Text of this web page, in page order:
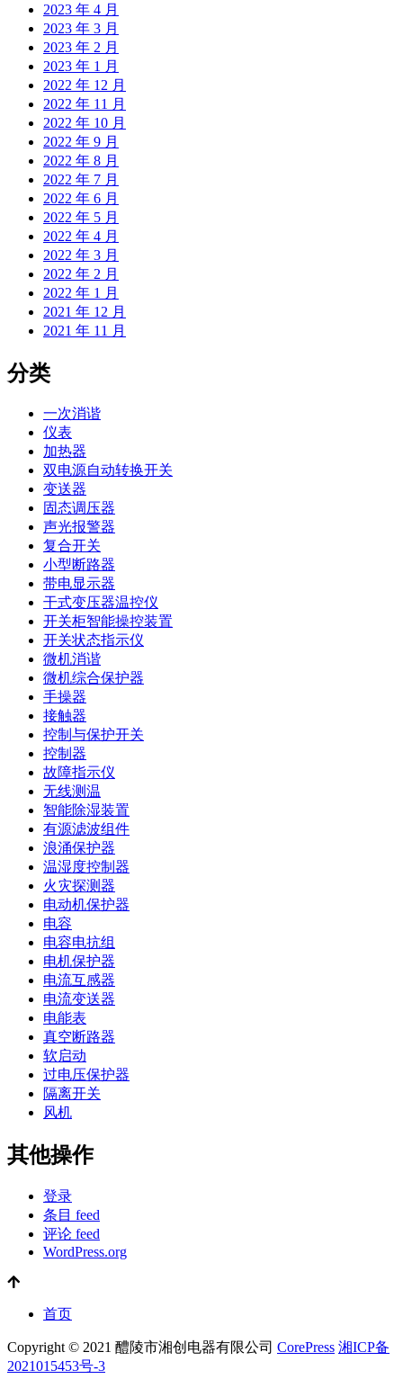
2023 年 4 月
2023 年 3 月
2023 年 2 月
2023 年 1 月
2022 年 12 月
2022 年 11 月
2022 年 10 月
2022 年 9 月
2022 年 8 月
2022 年 7 月
2022 年 6 月
2022 年 5 月
2022 年 4 月
2022 年 3 月
2022 年 2 月
2022 年 1 月
2021 年 12 月
2021 年 11 月
分类
一次消谐
仪表
加热器
双电源自动转换开关
变送器
固态调压器
声光报警器
复合开关
小型断路器
带电显示器
干式变压器温控仪
开关柜智能操控装置
开关状态指示仪
微机消谐
微机综合保护器
手操器
接触器
控制与保护开关
控制器
故障指示仪
无线测温
智能除湿装置
有源滤波组件
浪涌保护器
温湿度控制器
火灾探测器
电动机保护器
电容
电容电抗组
电机保护器
电流互感器
电流变送器
电能表
真空断路器
软启动
过电压保护器
隔离开关
风机
其他操作
登录
条目 feed
评论 feed
WordPress.org
首页
Copyright © 2021 醴陵市湘创电器有限公司 CorePress 湘ICP备
2021015453号-3